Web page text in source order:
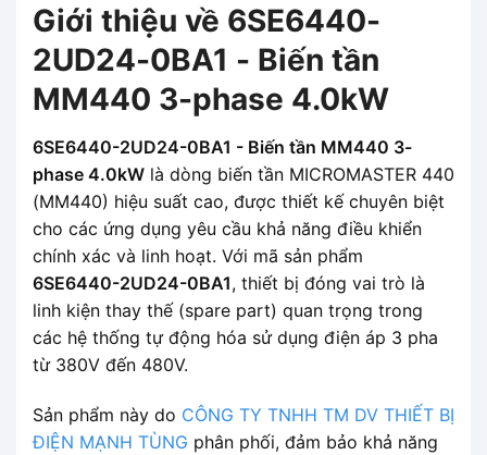
Giới thiệu về 6SE6440-
2UD24-0BA1 - Biến tần
MM440 3-phase 4.0kW
6SE6440-2UD24-0BA1 - Biến tần MM440 3-
phase 4.0kW là dòng biến tần MICROMASTER 440
(MM440) hiệu suất cao, được thiết kế chuyên biệt
cho các ứng dụng yêu cầu khả năng điều khiển
chính xác và linh hoạt. Với mã sản phẩm
6SE6440-2UD24-0BA1, thiết bị đóng vai trò là
linh kiện thay thế (spare part) quan trọng trong
các hệ thống tự động hóa sử dụng điện áp 3 pha
từ 380V đến 480V.
Sản phẩm này do CÔNG TY TNHH TM DV THIẾT BỊ
ĐIỆN MẠNH TÙNG phân phối, đảm bảo khả năng